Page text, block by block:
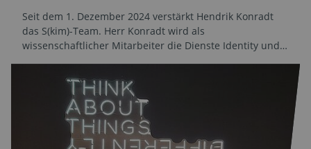
Seit dem 1. Dezember 2024 verstärkt Hendrik Konradt
das S(kim)-Team. Herr Konradt wird als
wissenschaftlicher Mitarbeiter die Dienste Identity und…